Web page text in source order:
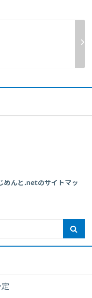
めんと.netのサイトマッ